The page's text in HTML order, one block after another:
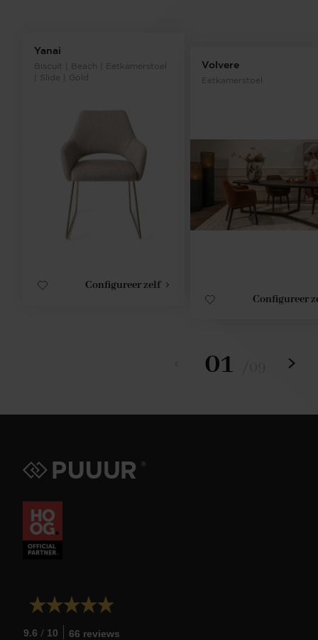
Yanai
Biscuit | Beach | Eetkamerstoel
| Slide | Gold
Configureer zelf
Volvere
Eetkamerstoel
Configureer
01
9.6 / 10 66 reviews